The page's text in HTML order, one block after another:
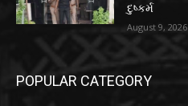
દુષ્કર્મ
August 9, 2026
POPULAR CATEGORY